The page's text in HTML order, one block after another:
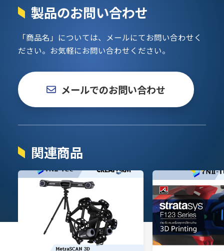
製品のお問い合わせ
「商品名」については、メールにてお問い合わせく
ださい。 お気軽にお問い合わせください。
メールでのお問い合わせ
関連商品